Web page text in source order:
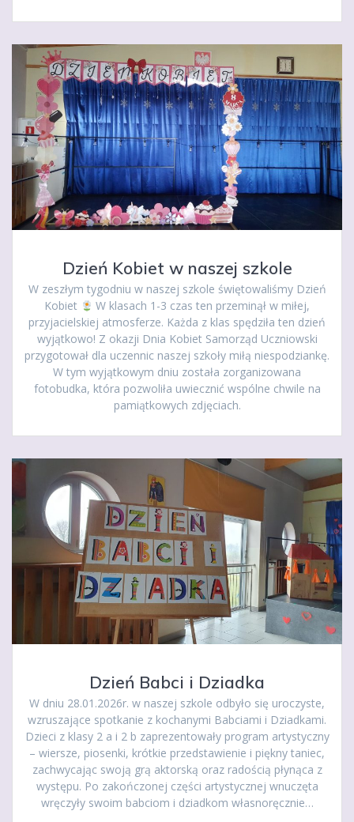
Dzień Kobiet w naszej szkole
W zeszłym tygodniu w naszej szkole świętowaliśmy Dzień
Kobiet
W klasach 1-3 czas ten przeminął w miłej,
przyjacielskiej atmosferze. Każda z klas spędziła ten dzień
wyjątkowo! Z okazji Dnia Kobiet Samorząd Uczniowski
przygotował dla uczennic naszej szkoły miłą niespodziankę.
W tym wyjątkowym dniu została zorganizowana
fotobudka, która pozwoliła uwiecznić wspólne chwile na
pamiątkowych zdjęciach.
Dzień Babci i Dziadka
W dniu 28.01.2026r. w naszej szkole odbyło się uroczyste,
wzruszające spotkanie z kochanymi Babciami i Dziadkami.
Dzieci z klasy 2 a i 2 b zaprezentowały program artystyczny
– wiersze, piosenki, krótkie przedstawienie i piękny taniec,
zachwycając swoją grą aktorską oraz radością płynąca z
występu. Po zakończonej części artystycznej wnuczęta
wręczyły swoim babciom i dziadkom własnoręcznie…